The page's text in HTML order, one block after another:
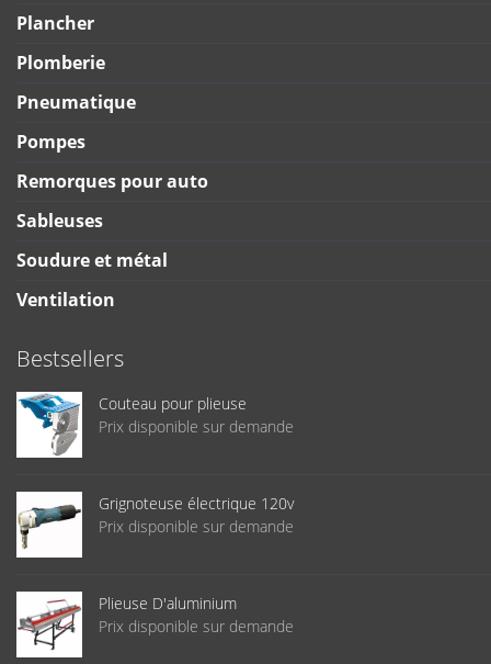
Plancher
Plomberie
Pneumatique
Pompes
Remorques pour auto
Sableuses
Soudure et métal
Ventilation
Bestsellers
Couteau pour plieuse
Prix disponible sur demande
Grignoteuse électrique 120v
Prix disponible sur demande
Plieuse D'aluminium
Prix disponible sur demande